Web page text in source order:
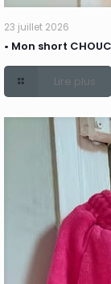
23 juillet 2026
• Mon short
Lire plus